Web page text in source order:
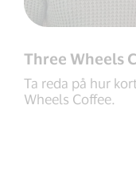
Three Wheels
Ta reda på hur
Wheels Coffee.